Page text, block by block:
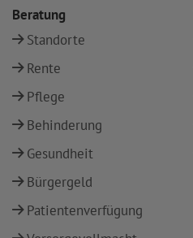
Beratung
Standorte
Rente
Pflege
Behinderung
Gesundheit
Bürgergeld
Patientenverfügung